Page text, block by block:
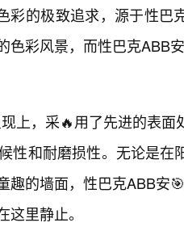
彩的极致追求，源于性巴
彩风景，而性巴克ABB
上，采🔥用了先进的表面
性和耐磨损性。无论是在
的墙面，性巴克ABB安
里静止。